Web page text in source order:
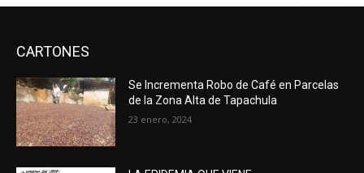
CARTONES
Se Incrementa Robo de Café en Parcelas
de la Zona Alta de Tapachula
23 enero, 2024